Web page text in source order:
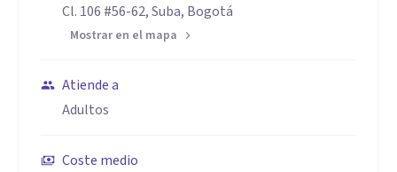
Cl. 106 #56-62, Suba, Bogotá
Mostrar en el mapa
Atiende a
Adultos
Coste medio